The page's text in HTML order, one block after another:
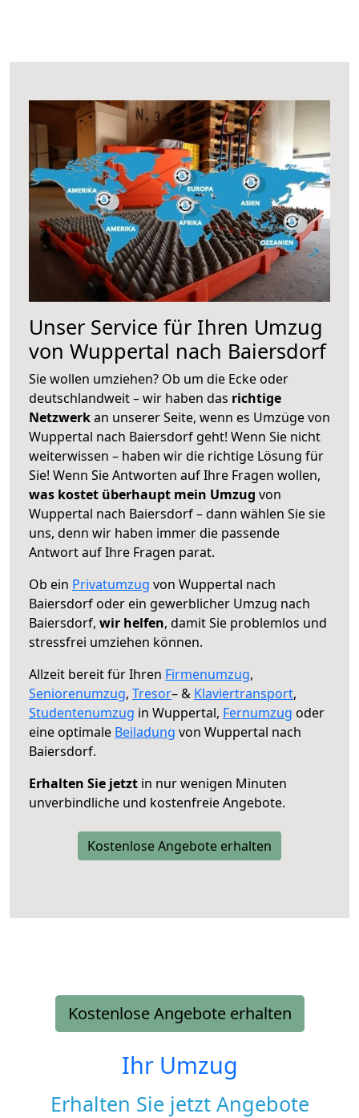
Unser Service für Ihren Umzug
von Wuppertal nach Baiersdorf
Sie wollen umziehen? Ob um die Ecke oder
deutschlandweit – wir haben das richtige
Netzwerkan unserer Seite, wenn es Umzüge von
Wuppertal nach Baiersdorf geht! Wenn Sie nicht
weiterwissen – haben wir die richtige Lösung für
Sie! Wenn Sie Antworten auf Ihre Fragen wollen,
was kostet überhaupt mein Umzug von
Wuppertal nach Baiersdorf – dann wählen Sie sie
uns, denn wir haben immer die passende
Antwort auf Ihre Fragen parat.
Ob ein Privatumzug von Wuppertal nach
Baiersdorf oder ein gewerblicher Umzug nach
Baiersdorf, wir helfen, damit Sie problemlos und
stressfrei umziehen können.
Allzeit bereit für Ihren Firmenumzug,
Seniorenumzug, Tresor– & Klaviertransport,
Studentenumzug in Wuppertal, Fernumzug oder
eine optimale Beiladung von Wuppertal nach
Baiersdorf.
Erhalten Sie jetzt in nur wenigen Minuten
unverbindliche und kostenfreie Angebote.
Kostenlose Angebote erhalten
Kostenlose Angebote erhalten
Ihr Umzug
Erhalten Sie jetzt Angebote